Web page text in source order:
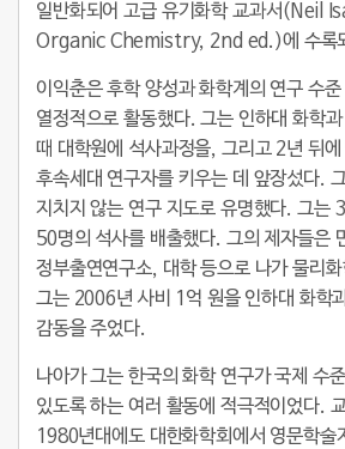
일반화되어 고급 유기화학 교과서(Neil
Organic Chemistry, 2nd ed.)에 수록
이익춘은 후학 양성과 화학계의 연구 수
열정적으로 활동했다. 그는 인하대 화학
때 대학원에 석사과정을, 그리고 2년 뒤에
후속세대 연구자를 키우는 데 앞장섰다.
지치지 않는 연구 지도로 유명했다. 그는
50명의 석사를 배출했다. 그의 제자들은
정부출연연구소, 대학 등으로 나가 물리
그는 2006년 사비 1억 원을 인하대 화학
감동을 주었다.
나아가 그는 한국의 화학 연구가 국제 수
있도록 하는 여러 활동에 적극적이었다.
1980년대에도 대한화학회에서 영문학술